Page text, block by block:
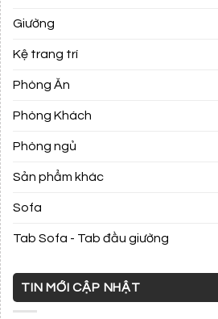
Giường
Kệ trang trí
Phòng Ăn
Phòng Khách
Phòng ngủ
Sản phẩm khác
Sofa
Tab Sofa - Tab đầu giường
TIN MỚI CẬP NHẬT